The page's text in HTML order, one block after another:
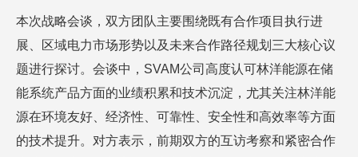
本次战略会谈，双方团队主要围绕既有合作项目执行进
展、区域电力市场形势以及未来合作路径规划三大核心议
题进行探讨。会谈中，SVAM公司高度认可林洋能源在储
能系统产品方面的业绩积累和技术沉淀，尤其关注林洋能
源在环境友好、经济性、可靠性、安全性和高效率等方面
的技术提升。对方表示，前期双方的互访考察和紧密合作